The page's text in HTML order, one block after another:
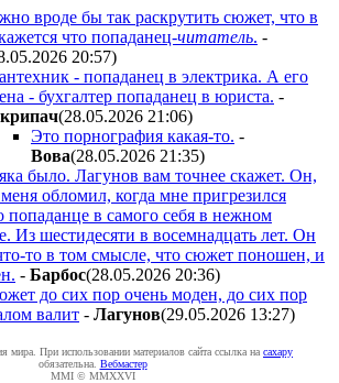
вроде бы так раскрутить сюжет, что в
что попаданец-читатель. -
20:57)
- попаданец в электрика. А его
- бухгалтер попаданец в юриста. -
(28.05.2026 21:06)
Это порнография какая-то. -
Boвa(28.05.2026 21:35)
было. Лагунов вам точнее скажет. Он,
обломил, когда мне пригрезился
попаданце в самого себя в нежном
Из шестидесяти в восемнадцать лет. Он
то в том смысле, что сюжет поношен, и
- Бapбoc(28.05.2026 20:36)
до сих пор очень моден, до сих пор
валит - Лaгyнoв(29.05.2026 13:27)
мира. При использовании материалов сайта ссылка на caxapу
обязательна. Вебмастер
MMI © MMXXVI